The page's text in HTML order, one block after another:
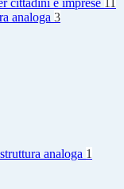
cittadini e imprese 11
analoga 3
analoga 1